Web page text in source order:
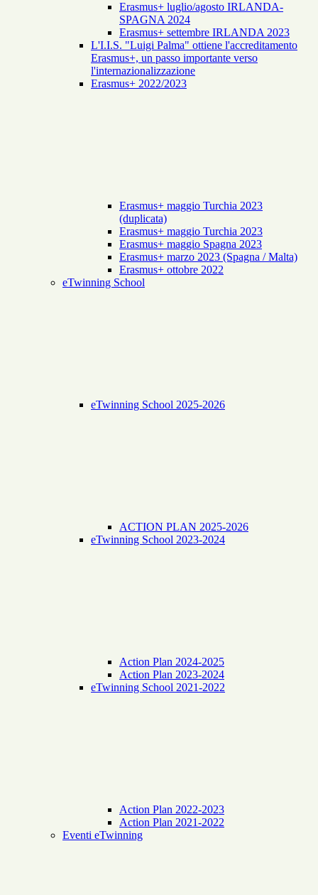
Erasmus+ luglio/agosto IRLANDA-
SPAGNA 2024
Erasmus+ settembre IRLANDA 2023
L'I.I.S. "Luigi Palma" ottiene l'accreditamento
Erasmus+, un passo importante verso
l'internazionalizzazione
Erasmus+ 2022/2023
Erasmus+ maggio Turchia 2023
(duplicata)
Erasmus+ maggio Turchia 2023
Erasmus+ maggio Spagna 2023
Erasmus+ marzo 2023 (Spagna / Malta)
Erasmus+ ottobre 2022
eTwinning School
eTwinning School 2025-2026
ACTION PLAN 2025-2026
eTwinning School 2023-2024
Action Plan 2024-2025
Action Plan 2023-2024
eTwinning School 2021-2022
Action Plan 2022-2023
Action Plan 2021-2022
Eventi eTwinning